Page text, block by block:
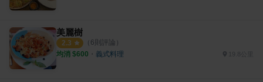
美麗樹
2.3 （ 6則評論）
均消 $600 ・ 義式料理 19.8公里